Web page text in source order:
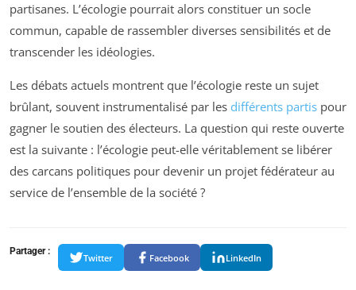
partisanes. L’écologie pourrait alors constituer un socle
commun, capable de rassembler diverses sensibilités et de
transcender les idéologies.
Les débats actuels montrent que l’écologie reste un sujet
brûlant, souvent instrumentalisé par les différents partis pour
gagner le soutien des électeurs. La question qui reste ouverte
est la suivante : l’écologie peut-elle véritablement se libérer
des carcans politiques pour devenir un projet fédérateur au
service de l’ensemble de la société ?
Partager :
Twitter Facebook LinkedIn